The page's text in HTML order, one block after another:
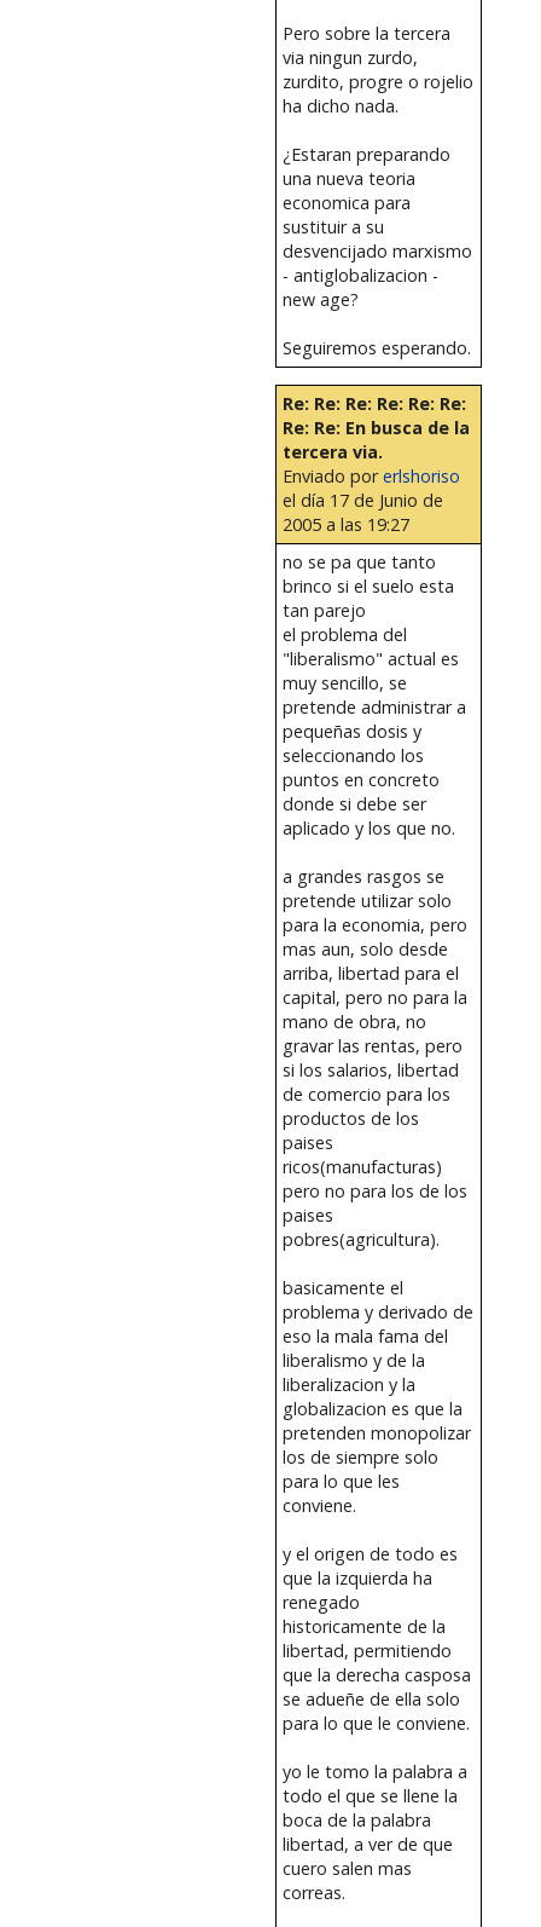
Pero sobre la tercera
via ningun zurdo,
zurdito, progre o rojelio
ha dicho nada.
¿Estaran preparando
una nueva teoria
economica para
sustituir a su
desvencijado marxismo
- antiglobalizacion -
new age?
Seguiremos esperando.
Re: Re: Re: Re: Re: Re:
Re: Re: En busca de la
tercera via.
Enviado porerlshoriso
el día 17 de Junio de
2005 a las 19:27
no se pa que tanto
brinco si el suelo esta
tan parejo
el problema del
"liberalismo" actual es
muy sencillo, se
pretende administrar a
pequeñas dosis y
seleccionando los
puntos en concreto
donde si debe ser
aplicado y los que no.
a grandes rasgos se
pretende utilizar solo
para la economia, pero
mas aun, solo desde
arriba, libertad para el
capital, pero no para la
mano de obra, no
gravar las rentas, pero
si los salarios, libertad
de comercio para los
productos de los
paises
ricos(manufacturas)
pero no para los de los
paises
pobres(agricultura).
basicamente el
problema y derivado de
eso la mala fama del
liberalismo y de la
liberalizacion y la
globalizacion es que la
pretenden monopolizar
los de siempre solo
para lo que les
conviene.
y el origen de todo es
que la izquierda ha
renegado
historicamente de la
libertad, permitiendo
que la derecha casposa
se adueñe de ella solo
para lo que le conviene.
yo le tomo la palabra a
todo el que se llene la
boca de la palabra
libertad, a ver de que
cuero salen mas
correas.